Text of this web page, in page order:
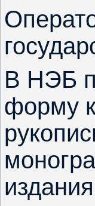
В НЭБ
форму